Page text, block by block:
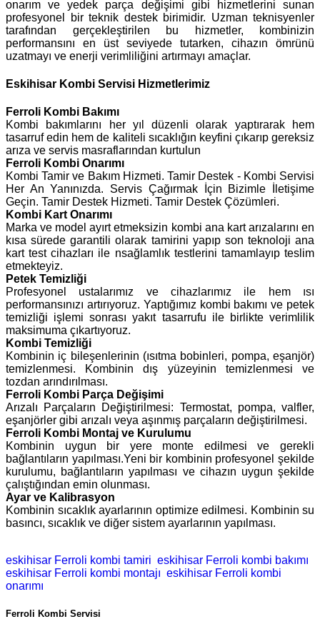
onarım ve yedek parça değişimi gibi hizmetlerini sunan
profesyonel bir teknik destek birimidir. Uzman teknisyenler
tarafından gerçekleştirilen bu hizmetler, kombinizin
performansını en üst seviyede tutarken, cihazın ömrünü
uzatmayı ve enerji verimliliğini artırmayı amaçlar.
Eskihisar Kombi Servisi Hizmetlerimiz
Ferroli Kombi Bakımı
Kombi bakımlarını her yıl düzenli olarak yaptırarak hem
tasarruf edin hem de kaliteli sıcaklığın keyfini çıkarıp gereksiz
arıza ve servis masraflarından kurtulun
Ferroli Kombi Onarımı
Kombi Tamir ve Bakım Hizmeti. Tamir Destek - Kombi Servisi
Her An Yanınızda. Servis Çağırmak İçin Bizimle İletişime
Geçin. Tamir Destek Hizmeti. Tamir Destek Çözümleri.
Kombi Kart Onarımı
Marka ve model ayırt etmeksizin kombi ana kart arızalarını en
kısa sürede garantili olarak tamirini yapıp son teknoloji ana
kart test cihazları ile nsağlamlık testlerini tamamlayıp teslim
etmekteyiz.
Petek Temizliği
Profesyonel ustalarımız ve cihazlarımız ile hem ısı
performansınızı artırıyoruz. Yaptığımız kombi bakımı ve petek
temizliği işlemi sonrası yakıt tasarrufu ile birlikte verimlilik
maksimuma çıkartıyoruz.
Kombi Temizliği
Kombinin iç bileşenlerinin (ısıtma bobinleri, pompa, eşanjör)
temizlenmesi. Kombinin dış yüzeyinin temizlenmesi ve
tozdan arındırılması.
Ferroli Kombi Parça Değişimi
Arızalı Parçaların Değiştirilmesi: Termostat, pompa, valfler,
eşanjörler gibi arızalı veya aşınmış parçaların değiştirilmesi.
Ferroli Kombi Montaj ve Kurulumu
Kombinin uygun bir yere monte edilmesi ve gerekli
bağlantıların yapılması.Yeni bir kombinin profesyonel şekilde
kurulumu, bağlantıların yapılması ve cihazın uygun şekilde
çalıştığından emin olunması.
Ayar ve Kalibrasyon
Kombinin sıcaklık ayarlarının optimize edilmesi. Kombinin su
basıncı, sıcaklık ve diğer sistem ayarlarının yapılması.
eskihisar Ferroli kombi tamiri eskihisar Ferroli kombi bakımı
eskihisar Ferroli kombi montajı eskihisar Ferroli kombi
onarımı
Ferroli Kombi Servisi